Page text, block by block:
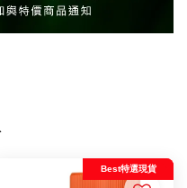
Best特選現貨